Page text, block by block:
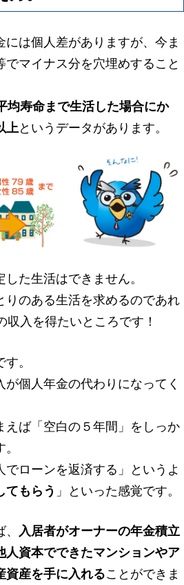
は個人差がありますが、今ま
でマイナス分を穴埋めすること
均寿命まで生活した場合にか
上というデータがあります。
た生活はできません。
りのある生活を求めるのであれ
収入を得たいところです！
。
個人年金の代わりになってく
えば「空白の５年間」をしっか
ローンを返済する」というよ
てもらう 」といった感覚です。
入居者がオーナーの年金積立
人資本でできたマンションやア
資産を手に入れることができま